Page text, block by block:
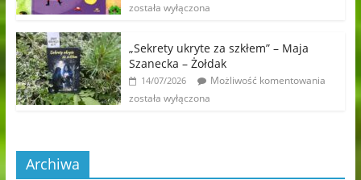
została wyłączona
„Sekrety ukryte za szkłem” – Maja
Szanecka – Żołdak
14/07/2026
Możliwość komentowania
została wyłączona
Archiwa